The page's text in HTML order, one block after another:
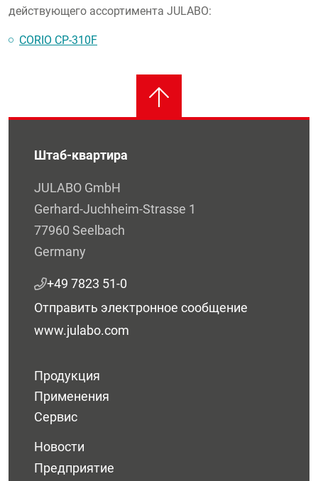
действующего ассортимента JULABO:
CORIO CP-310F
Штаб-квартира
JULABO GmbH
Gerhard-Juchheim-Strasse 1
77960 Seelbach
Germany
+49 7823 51-0
Отправить электронное сообщение
www.julabo.com
Продукция
Применения
Сервис
Новости
Предприятие